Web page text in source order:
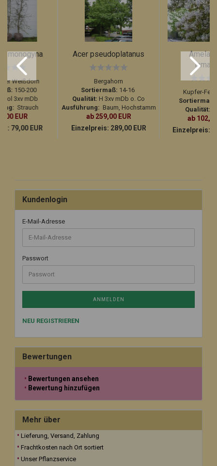
monogyna
Weißdorn
150-200
Sol 3xv mDb
Strauch
EUR
79,00 EUR
Acer pseudoplatanus
Bergahorn
Sortiermaß: 14-16
Qualität: H 3xv mDb o. Co
Ausführung: Baum, Hochstamm
ab 259,00 EUR
Einzelpreis: 289,00 EUR
Kupfer-
Sortiermaß:
Qualität:
ab
Einzelpreis:
Kundenlogin
E-Mail-Adresse
Passwort
ANMELDEN
NEU REGISTRIEREN
Bewertungen
Bewertungen ansehen
Bewertung hinzufügen
Mehr über
Lieferung, Versand, Zahlung
Frachtkosten nach Ort sortiert
Unser Pflanzservice